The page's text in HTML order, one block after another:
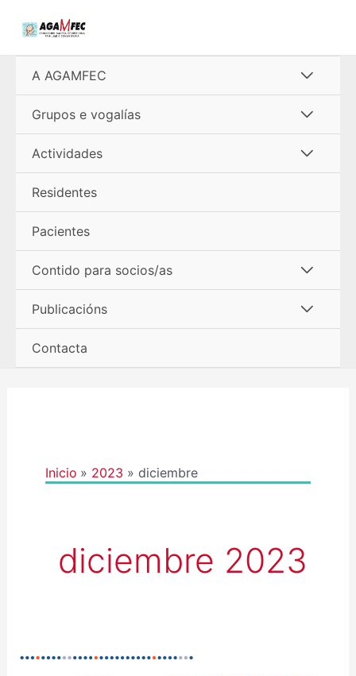
A AGAMFEC
menú
Grupos e vogalías
menú
Actividades
Residentes
Pacientes
Contido para socios/as
menú
Publicacións
Contacta
Inicio 2023 diciembre
diciembre 2023